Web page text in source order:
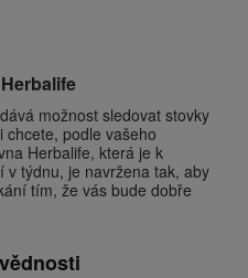
možnost sledovat stovky
chcete, podle vašeho
Herbalife, která je k
v týdnu, je navržena tak, aby
tím, že vás bude dobře